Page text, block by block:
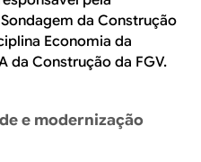
da Construção
Economia da
da Construção da FGV.
e modernização